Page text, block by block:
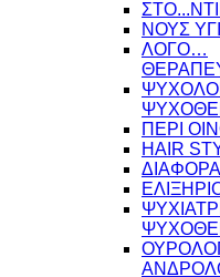
ΝΟΥΣ
ΛΟΓΟ…
ΠΕΡΙ
HAIR
ΔΙΑΦΟΡΑ